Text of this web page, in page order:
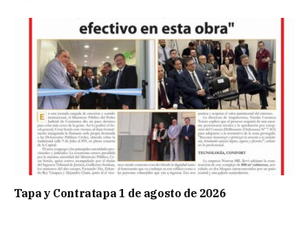
Tapa y Contratapa 1 de agosto de 2026